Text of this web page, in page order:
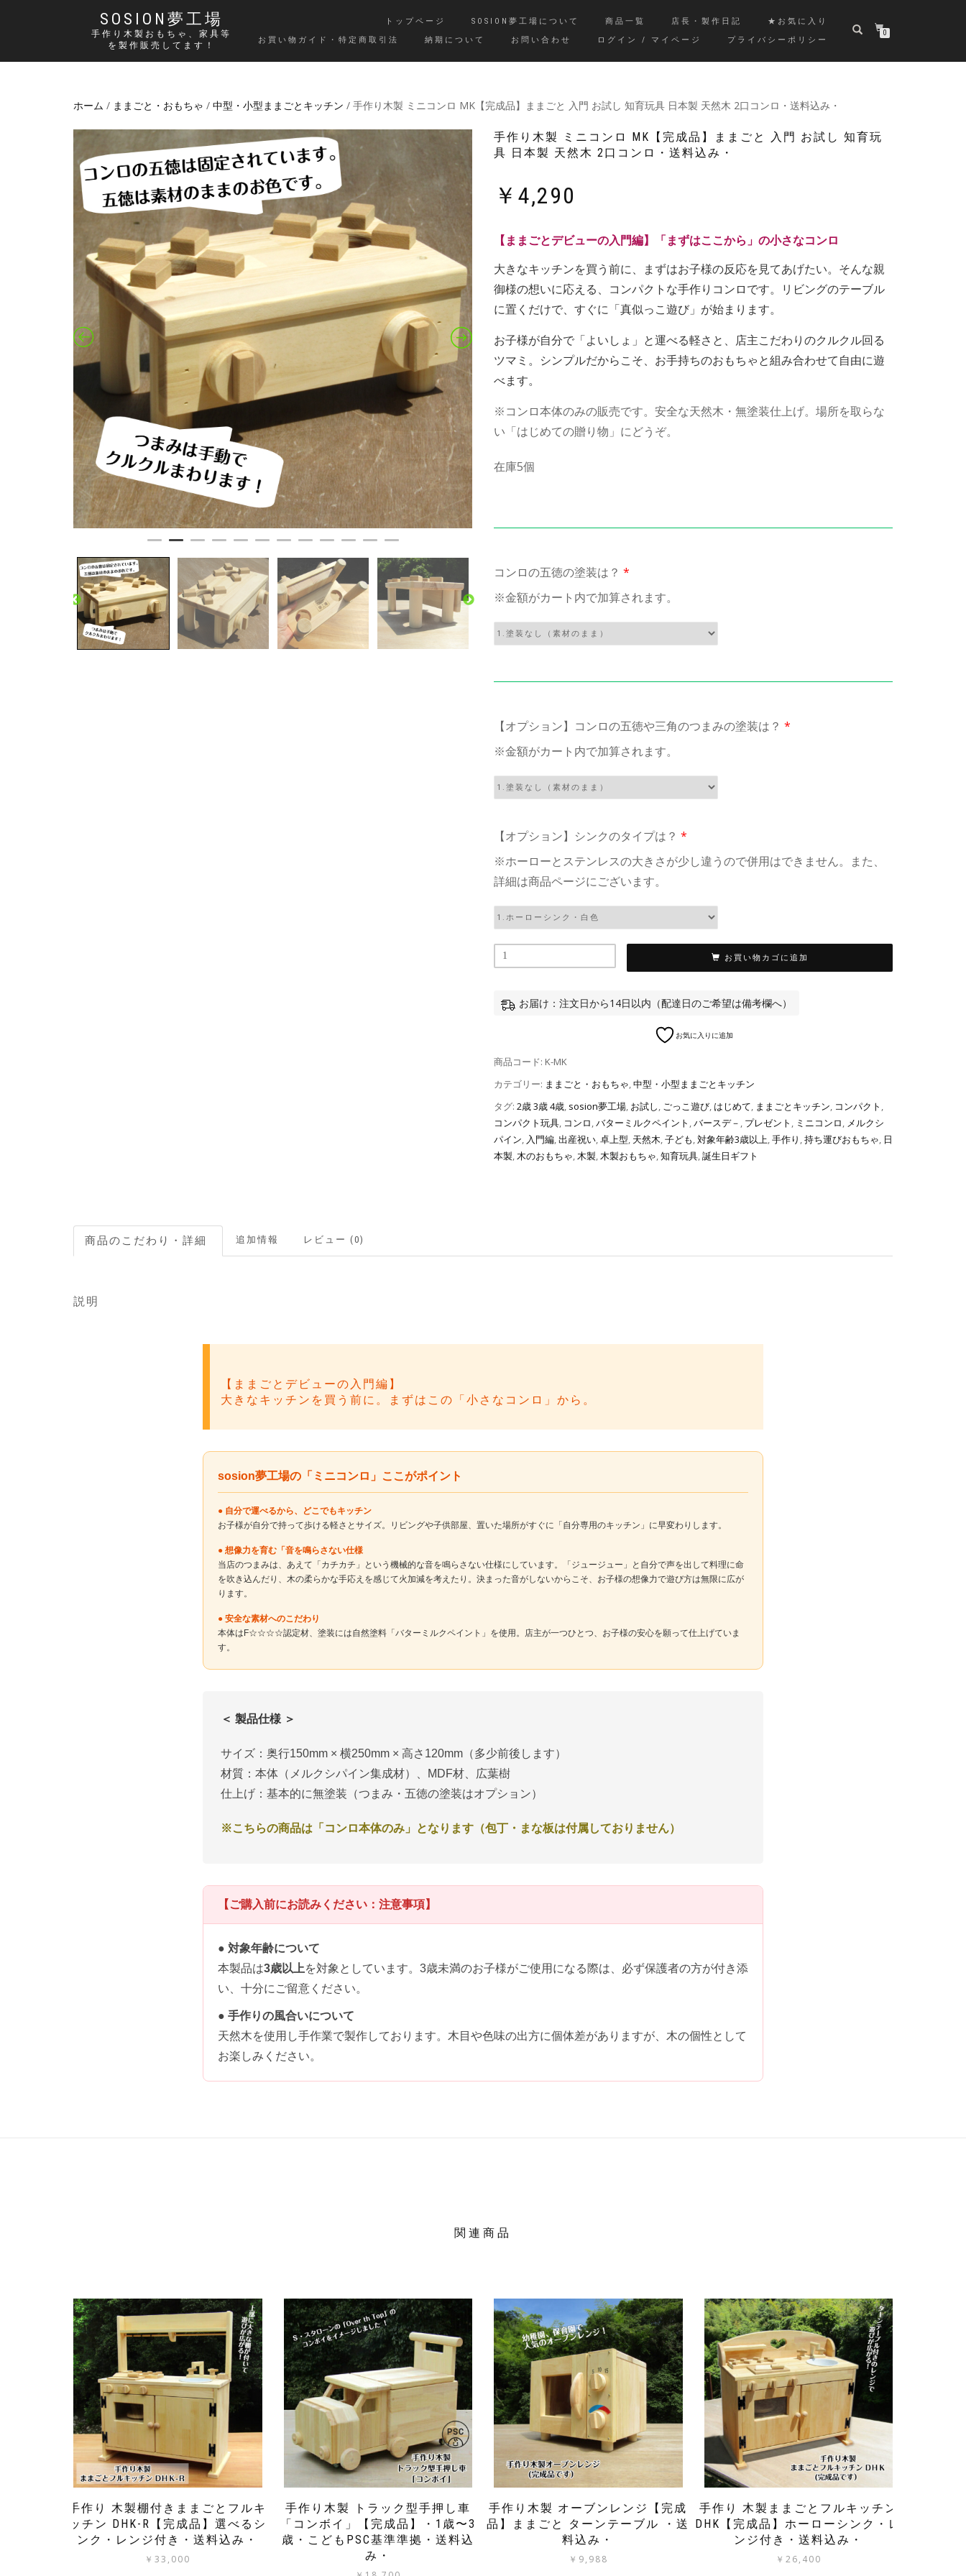
SOSION夢工場
手作り木製おもちゃ、家具等
を製作販売してます！
トップページ SOSION夢工場について 商品一覧 店長・製作日記
★お気に入り
お買い物ガイド・特定商取引法
納期について お問い合わせ ログイン / マイページ プライバシーポリシー
0
ホーム / ままごと・おもちゃ / 中型・小型ままごとキッチン / 手作り木製 ミニコンロ MK【完成品】ままごと 入門 お試し 知育玩具 日本製 天然木 2口コンロ・送料込み・
手作り木製 ミニコンロ MK【完成品】ままごと 入門 お試し 知育玩
具 日本製 天然木 2口コンロ・送料込み・
￥ 4,290
【ままごとデビューの入門編】「まずはここから」の小さなコンロ
大きなキッチンを買う前に、まずはお子様の反応を見てあげたい。そんな親
御様の想いに応える、コンパクトな手作りコンロです。リビングのテーブル
に置くだけで、すぐに「真似っこ遊び」が始まります。
お子様が自分で「よいしょ」と運べる軽さと、店主こだわりのクルクル回る
ツマミ。シンプルだからこそ、お手持ちのおもちゃと組み合わせて自由に遊
べます。
※コンロ本体のみの販売です。安全な天然木・無塗装仕上げ。場所を取らな
い「はじめての贈り物」にどうぞ。
在庫5個
コンロの五徳の塗装は？ *
※金額がカート内で加算されます。
【オプション】コンロの五徳や三角のつまみの塗装は？ *
※金額がカート内で加算されます。
【オプション】シンクのタイプは？ *
※ホーローとステンレスの大きさが少し違うので併用はできません。また、
詳細は商品ページにございます。
お買い物カゴに追加
お届け：注文日から14日以内（配達日のご希望は備考欄へ）
お気に入りに追加
商品コード: K-MK
カテゴリー: ままごと・おもちゃ,中型・小型ままごとキッチン
タグ: 2歳 3歳 4歳, sosion夢工場, お試し, ごっこ遊び, はじめて, ままごとキッチン, コンパクト ,
コンパクト玩具, コンロ,バターミルクペイント ,バースデ－ , プレゼント , ミニコンロ, メルクシ
パイン, 入門編,出産祝い,卓上型, 天然木,子ども,対象年齢3歳以上,手作り ,持ち運びおもちゃ, 日
本製,木のおもちゃ,木製,木製おもちゃ,知育玩具,誕生日ギフト
追加情報 レビュー (0)
説明
【ままごとデビューの入門編】
大きなキッチンを買う前に。まずはこの「小さなコンロ」から。
sosion夢工場の「ミニコンロ」ここがポイント
● 自分で運べるから、どこでもキッチン
お子様が自分で持って歩ける軽さとサイズ。リビングや子供部屋、置いた場所がすぐに「自分専用のキッチン」に早変わりします。
● 想像力を育む「音を鳴らさない仕様
当店のつまみは、あえて「カチカチ」という機械的な音を鳴らさない仕様にしています。「ジュージュー」と自分で声を出して料理に命
を吹き込んだり、木の柔らかな手応えを感じて火加減を考えたり。決まった音がしないからこそ、お子様の想像力で遊び方は無限に広が
ります。
● 安全な素材へのこだわり
本体はF☆☆☆☆認定材、塗装には自然塗料「バターミルクペイント」を使用。店主が一つひとつ、お子様の安心を願って仕上げていま
す。
＜ 製品仕様 ＞
サイズ：奥行150mm × 横250mm × 高さ120mm（多少前後します）
材質：本体（メルクシパイン集成材）、MDF材、広葉樹
仕上げ：基本的に無塗装（つまみ・五徳の塗装はオプション）
※こちらの商品は「コンロ本体のみ」となります（包丁・まな板は付属しておりません）
【ご購入前にお読みください：注意事項】
● 対象年齢について
本製品は3歳以上を対象としています。3歳未満のお子様がご使用になる際は、必ず保護者の方が付き添
い、十分にご留意ください。
● 手作りの風合いについて
天然木を使用し手作業で製作しております。木目や色味の出方に個体差がありますが、木の個性として
お楽しみください。
関連商品
手作り 木製棚付きままごとフルキ
ッチン DHK-R【完成品】選べるシ
ンク・レンジ付き・送料込み・
￥33,000
手作り木製 トラック型手押し車
「コンボイ」【完成品】・1歳〜3
歳・こどもPSC基準準拠・送料込
み・
手作り木製 オーブンレンジ【完成
品】ままごと ターンテーブル ・送
料込み・
￥ 9,988
手作り 木製ままごとフルキッチン
DHK【完成品】ホーローシンク・レ
ンジ付き・送料込み・
￥ 26,400